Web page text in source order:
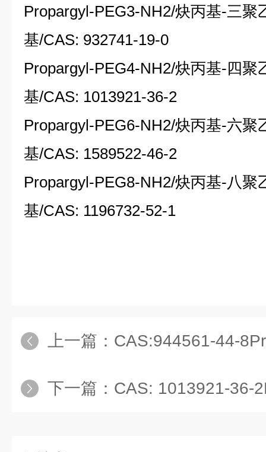
Propargyl-PEG3-NH2/炔丙基-三聚
基/CAS: 932741-19-0
Propargyl-PEG4-NH2/炔丙基-四聚
基/CAS: 1013921-36-2
Propargyl-PEG6-NH2/炔丙基-六聚
基/CAS: 1589522-46-2
Propargyl-PEG8-NH2/炔丙基-八聚
基/CAS: 1196732-52-1
上一篇： CAS:944561-44-8Propargyl-
下一篇： CAS: 1013921-36-2Propargyl-